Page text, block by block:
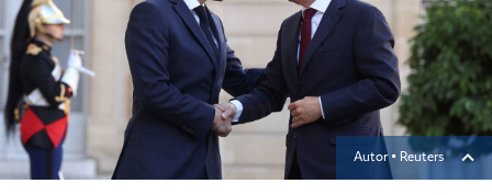
Autor ▪ Reuters